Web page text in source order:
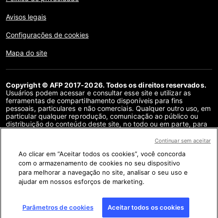
Avisos legais
Configurações de cookies
Mapa do site
Copyright © AFP 2017-2026. Todos os direitos reservados.
Usuários podem acessar e consultar esse site e utilizar as
ferramentas de compartilhamento disponíveis para fins
pessoais, particulares e não comerciais. Qualquer outro uso, em
particular qualquer reprodução, comunicação ao público ou
distribuição do conteúdo deste site, no todo ou em parte, para
contrato de licença específico assinado com a AFP, é
meio de links no conteúdo de verificação de fatos são
fornecidos na medida necessária para a correta compreensão
da checagem da informação em questão. A AFP não obteve
qualquer direito dos autores ou detentores dos direitos autorais
deste conteúdo de terceiros e não terá nenhuma
Ao clicar em “Aceitar todos os cookies”, você concorda
com o armazenamento de cookies no seu dispositivo
para melhorar a navegação no site, analisar o seu uso e
ajudar em nossos esforços de marketing.
Parâmetros de cookies Aceitar todos os cookies
Continuar sem aceitar